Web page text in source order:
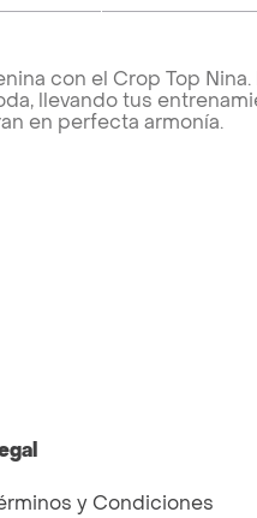
con el Crop Top
llevando tus
en perfecta armonía.
y Condiciones